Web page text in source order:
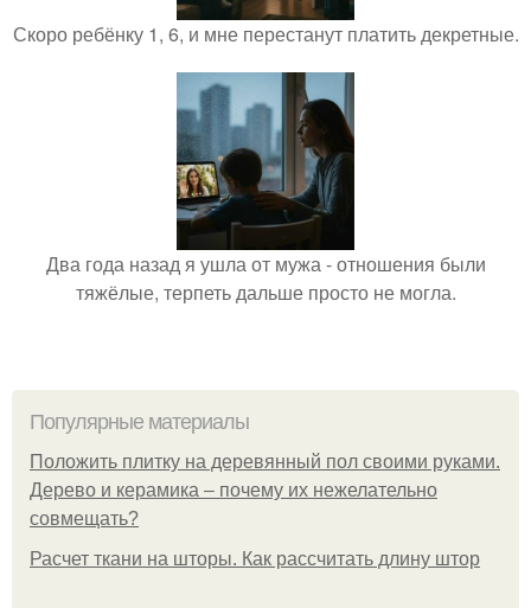
Скоро ребёнку 1, 6, и мне перестанут платить декретные.
Два года назад я ушла от мужа - отношения были
тяжёлые, терпеть дальше просто не могла.
Популярные материалы
Положить плитку на деревянный пол своими руками.
Дерево и керамика – почему их нежелательно
совмещать?
Расчет ткани на шторы. Как рассчитать длину штор